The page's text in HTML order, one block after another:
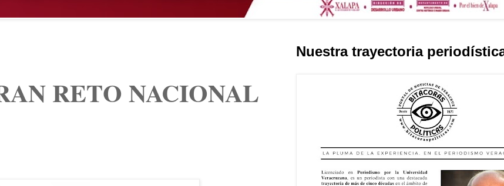
RETO NACIONAL
Nuestra trayectoria